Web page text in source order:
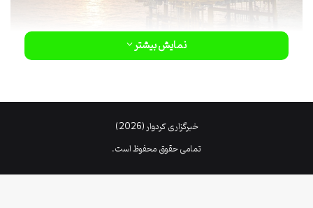
نحوه اطلاع از قیمت های محصولات
از طریق نشریات معتبر آیسیس، پلتس، آرگوس و متال
بولتن، گزارشات روزانه، هفتگی و ماهانه درخصوص چشم انداز قیمت آتی
نمایش بیشتر
خبرگزاری کردوار (2026)
تمامی حقوق محفوظ است.